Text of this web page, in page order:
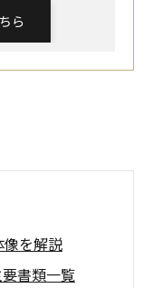
ら
を解説
書類一覧